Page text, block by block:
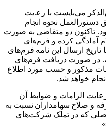
می‌بایست با رعایت
دستورالعمل نحوه انجام
تاکنون دو متقاضی به صورت
آمادگی کرده و فرم‌های
تاریخ ارسال این نامه فرم‌های
در صورت دریافت فرم‌های
مذکور و حسب مورد اطلاع
خواهد شد.
رعایت الزامات و ضوابط آن
و صلاح سهامداران نسبت به
که در تملک شرکت‌های